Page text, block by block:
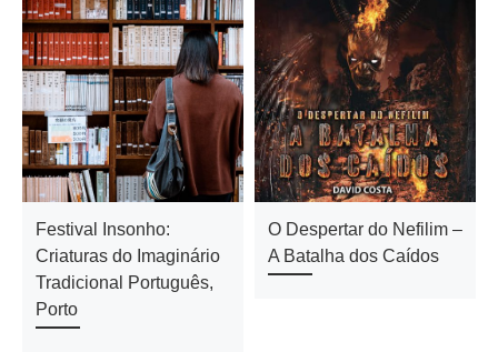
Festival Insonho:
Criaturas do Imaginário
Tradicional Português,
Porto
O Despertar do Nefilim –
A Batalha dos Caídos